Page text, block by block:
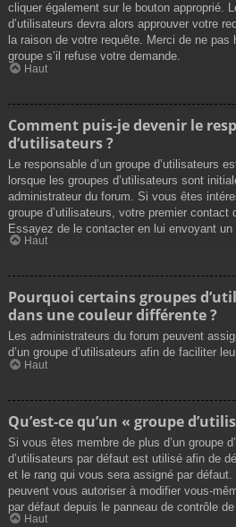
cliquer également sur le bouton approprié.
d’utilisateurs devra alors approuver votre
la raison de votre requête. Merci de ne pas
groupe s’il refuse votre demande.
Haut
Comment puis-je devenir le
d’utilisateurs ?
Le responsable d’un groupe d’utilisateurs
lorsque les groupes d’utilisateurs sont
administrateur du forum. Si vous êtes
groupe d’utilisateurs, votre premier contact
Essayez de le contacter en lui envoyant un
Haut
Pourquoi certains groupes
dans une couleur différente ?
Les administrateurs du forum peuvent
d’un groupe d’utilisateurs afin de faciliter
Haut
Qu’est-ce qu’un « groupe
Si vous êtes membre de plus d’un groupe
d’utilisateurs par défaut est utilisé afin de
et le rang qui vous sera assigné par
peuvent vous autoriser à modifier vous-
par défaut depuis le panneau de contrôle de
Haut